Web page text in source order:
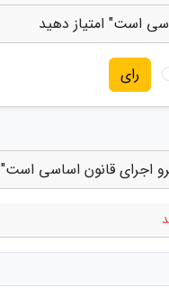
است" امتیاز دهید
رای
اجرای قانون اساسی است"